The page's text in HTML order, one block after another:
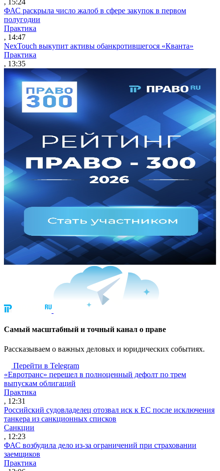
, 15:24
ФАС раскрыла число жалоб в сфере закупок в первом
полугодии
Практика
, 14:47
NexTouch выкупит активы обанкротившегося «Кванта»
Практика
, 13:35
Cамый масштабный и точный канал о праве
Рассказываем о важных деловых и юридических событиях.
Перейти в Telegram
«Евротранс» перешел в полноценный дефолт по трем
выпускам облигаций
Практика
, 12:31
Российский судовладелец отозвал иск к ЕС после исключения
танкера из санкционных списков
Санкции
, 12:23
ФАС возбудила дело из-за ограничений при страховании
заемщиков
Практика